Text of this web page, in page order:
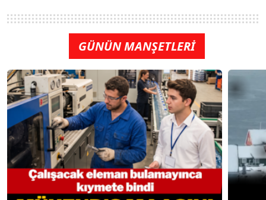
GÜNÜN MANŞETLERİ